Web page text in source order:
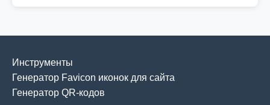
Инструменты
Генератор Favicon иконок для сайта
Генератор QR-кодов